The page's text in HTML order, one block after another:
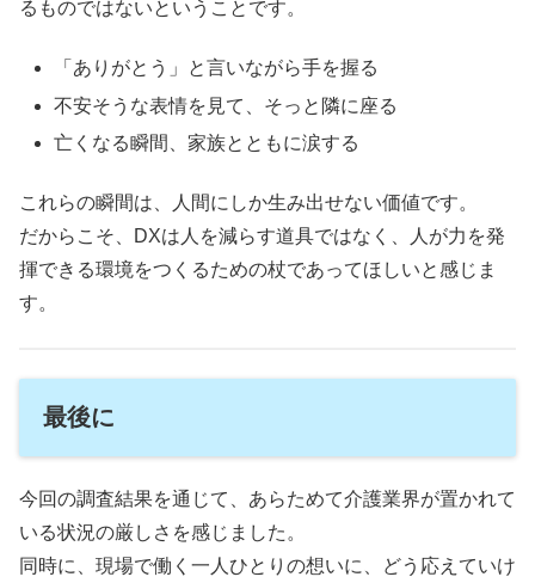
るものではないということです。
「ありがとう」と言いながら手を握る
不安そうな表情を見て、そっと隣に座る
亡くなる瞬間、家族とともに涙する
これらの瞬間は、人間にしか生み出せない価値です。
だからこそ、DXは人を減らす道具ではなく、人が力を発
揮できる環境をつくるための杖であってほしいと感じま
す。
最後に
今回の調査結果を通じて、あらためて介護業界が置かれて
いる状況の厳しさを感じました。
同時に、現場で働く一人ひとりの想いに、どう応えていけ